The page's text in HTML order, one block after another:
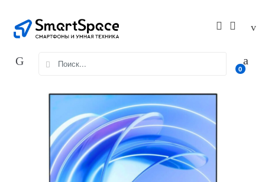
navigation
content
for:
0